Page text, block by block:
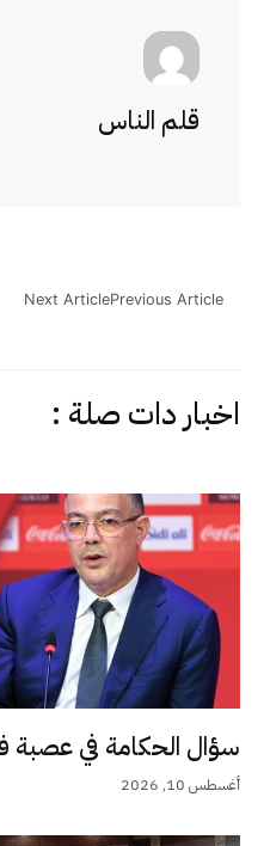
قلم الناس
Previous Article
Next Article
اخبار دات صلة :
سؤال الحكامة في
أغسطس 10, 2026